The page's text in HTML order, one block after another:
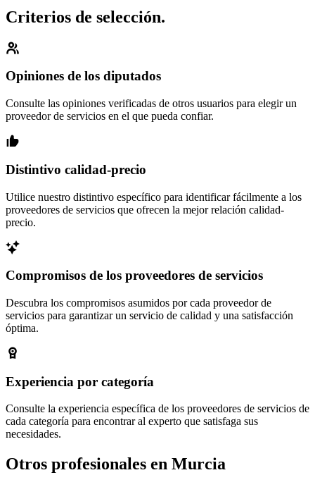
Criterios de selección.
Opiniones de los diputados
Consulte las opiniones verificadas de otros usuarios para elegir un
proveedor de servicios en el que pueda confiar.
Distintivo calidad-precio
Utilice nuestro distintivo específico para identificar fácilmente a los
proveedores de servicios que ofrecen la mejor relación calidad-
precio.
Compromisos de los proveedores de servicios
Descubra los compromisos asumidos por cada proveedor de
servicios para garantizar un servicio de calidad y una satisfacción
óptima.
Experiencia por categoría
Consulte la experiencia específica de los proveedores de servicios de
cada categoría para encontrar al experto que satisfaga sus
necesidades.
Otros profesionales en Murcia